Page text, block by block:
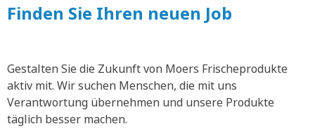
Finden Sie Ihren neuen Job
Gestalten Sie die Zukunft von Moers Frischeprodukte
aktiv mit. Wir suchen Menschen, die mit uns
Verantwortung übernehmen und unsere Produkte
täglich besser machen.